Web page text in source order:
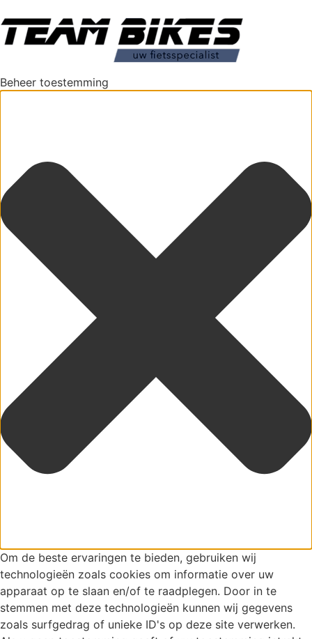
Beheer toestemming
Om de beste ervaringen te bieden, gebruiken wij
technologieën zoals cookies om informatie over uw
apparaat op te slaan en/of te raadplegen. Door in te
stemmen met deze technologieën kunnen wij gegevens
zoals surfgedrag of unieke ID's op deze site verwerken.